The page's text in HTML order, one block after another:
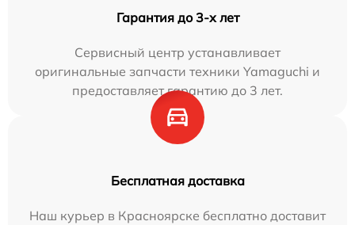
Гарантия до 3-х лет
Сервисный центр устанавливает
оригинальные запчасти техники Yamaguchi и
предоставляет гарантию до 3 лет.
Бесплатная доставка
Наш курьер в Красноярске бесплатно доставит